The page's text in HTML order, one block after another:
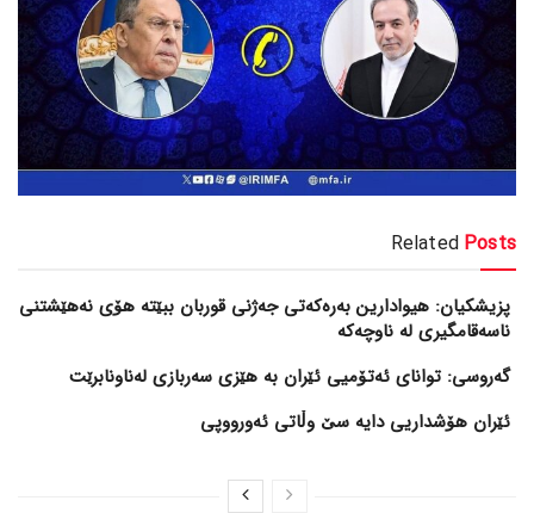
Related Posts
پزیشکیان: هیوادارین بەرەکەتی جەژنی قوربان ببێتە هۆی نەهێشتنی
ناسەقامگیری لە ناوچەکە
گەروسی: توانای ئەتۆمیی ئێران بە هێزی سەربازی لەناونابرێت
ئێران هۆشداریی دایە سێ وڵاتی ئەورووپی